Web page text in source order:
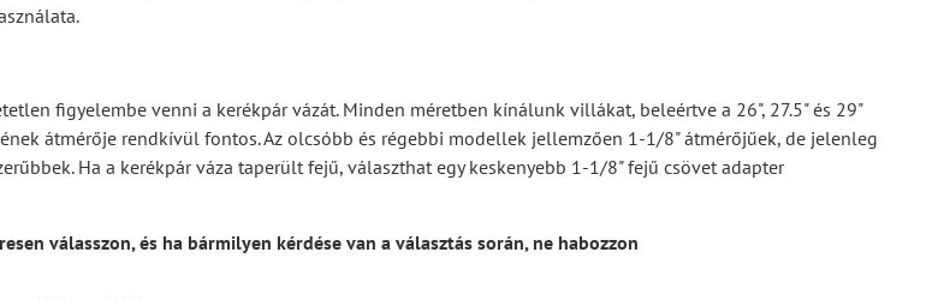
figyelembe venni a kerékpár vázát. Minden méretben kínálunk villákat, beleértve a 26", 27.5" és 29"
átmérője rendkívül fontos. Az olcsóbb és régebbi modellek jellemzően 1-1/8" átmérőjűek, de jelenleg
Ha a kerékpár váza taperült fejű, választhat egy keskenyebb 1-1/8" fejű csövet adapter
válasszon, és ha bármilyen kérdése van a választás során, ne habozzon